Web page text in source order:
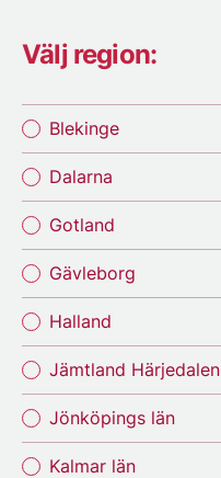
Välj region:
Blekinge
Dalarna
Gotland
Gävleborg
Halland
Jämtland Härjedalen
Jönköpings län
Kalmar län